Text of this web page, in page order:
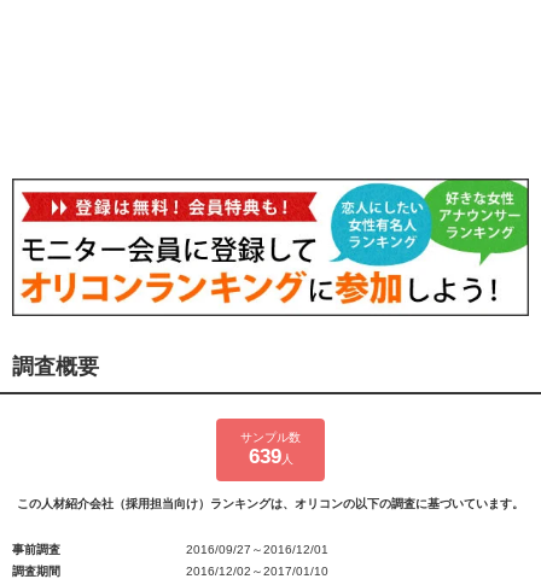
調査概要
サンプル数
639人
この人材紹介会社（採用担当向け）ランキングは、オリコンの以下の調査に基づいています。
事前調査
2016/09/27～2016/12/01
調査期間
2016/12/02～2017/01/10